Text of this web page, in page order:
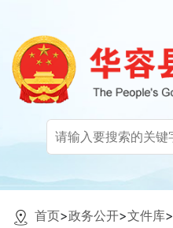
首页>政务公开>文件库>